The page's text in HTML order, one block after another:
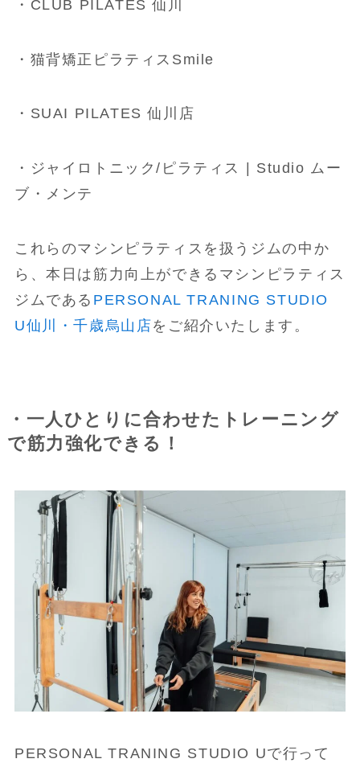
・CLUB PILATES 仙川
・猫背矯正ピラティスSmile
・SUAI PILATES 仙川店
・ジャイロトニック/ピラティス | Studio ムー
ブ・メンテ
これらのマシンピラティスを扱うジムの中か
ら、本日は筋力向上ができるマシンピラティス
ジムである PERSONAL TRANING STUDIO
U仙川・千歳烏山店をご紹介いたします。
・一人ひとりに合わせたトレーニング
で筋力強化できる！
PERSONAL TRANING STUDIO Uで行って